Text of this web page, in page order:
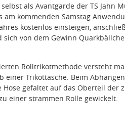
als Avantgarde der TS Jahn
kommenden Samstag
kostenlos einsteigen,
von dem Gewinn
Rolltrikotmethode versteht
einer Trikottasche. Beim
Hose gefaltet auf das Oberteil der
einer strammen Rolle gewickelt.